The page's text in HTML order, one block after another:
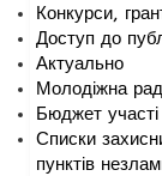
Конкурси,
Доступ до
Актуально
Молодіжна
Бюджет участі
Списки
пунктів